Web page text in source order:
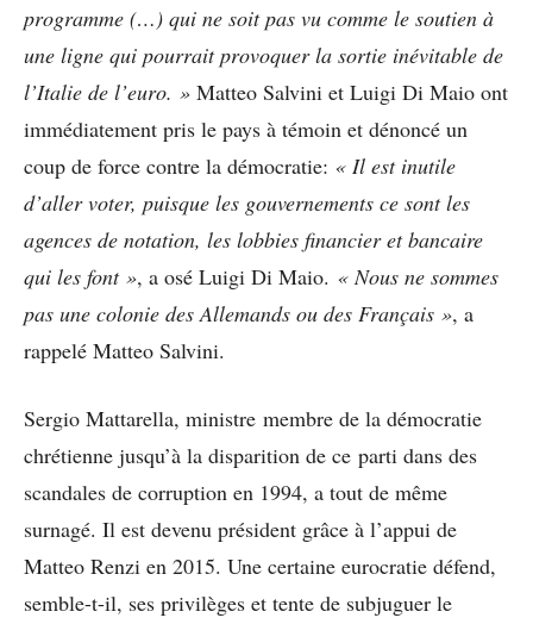
programme (…) qui ne soit pas vu comme le soutien à
une ligne qui pourrait provoquer la sortie inévitable de
l’Italie de l’euro. » Matteo Salvini et Luigi Di Maio ont
immédiatement pris le pays à témoin et dénoncé un
coup de force contre la démocratie: « Il est inutile
d’aller voter, puisque les gouvernements ce sont les
agences de notation, les lobbies financier et bancaire
qui les font », a osé Luigi Di Maio. « Nous ne sommes
pas une colonie des Allemands ou des Français », a
rappelé Matteo Salvini.
Sergio Mattarella, ministre membre de la démocratie
chrétienne jusqu’à la disparition de ce parti dans des
scandales de corruption en 1994, a tout de même
surnagé. Il est devenu président grâce à l’appui de
Matteo Renzi en 2015. Une certaine eurocratie défend,
semble-t-il, ses privilèges et tente de subjuguer le